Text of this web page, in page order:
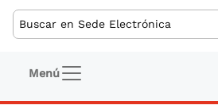
Buscar
Navegación principal
Menú